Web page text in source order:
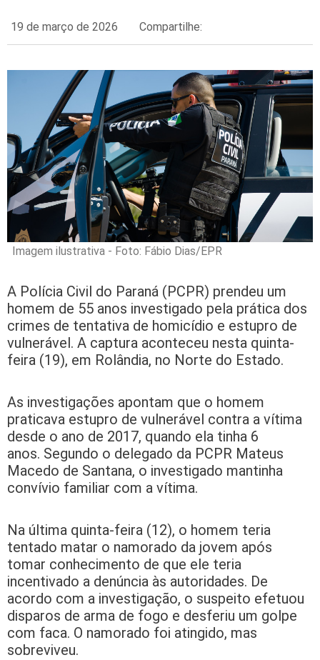
19 de março de 2026 Compartilhe:
Imagem ilustrativa - Foto: Fábio Dias/EPR
A Polícia Civil do Paraná (PCPR) prendeu um
homem de 55 anos investigado pela prática dos
crimes de tentativa de homicídio e estupro de
vulnerável. A captura aconteceu nesta quinta-
feira (19), em Rolândia, no Norte do Estado.
As investigações apontam que o homem
praticava estupro de vulnerável contra a vítima
desde o ano de 2017, quando ela tinha 6
anos. Segundo o delegado da PCPR Mateus
Macedo de Santana, o investigado mantinha
convívio familiar com a vítima.
Na última quinta-feira (12), o homem teria
tentado matar o namorado da jovem após
tomar conhecimento de que ele teria
incentivado a denúncia às autoridades. De
acordo com a investigação, o suspeito efetuou
disparos de arma de fogo e desferiu um golpe
com faca. O namorado foi atingido, mas
sobreviveu.